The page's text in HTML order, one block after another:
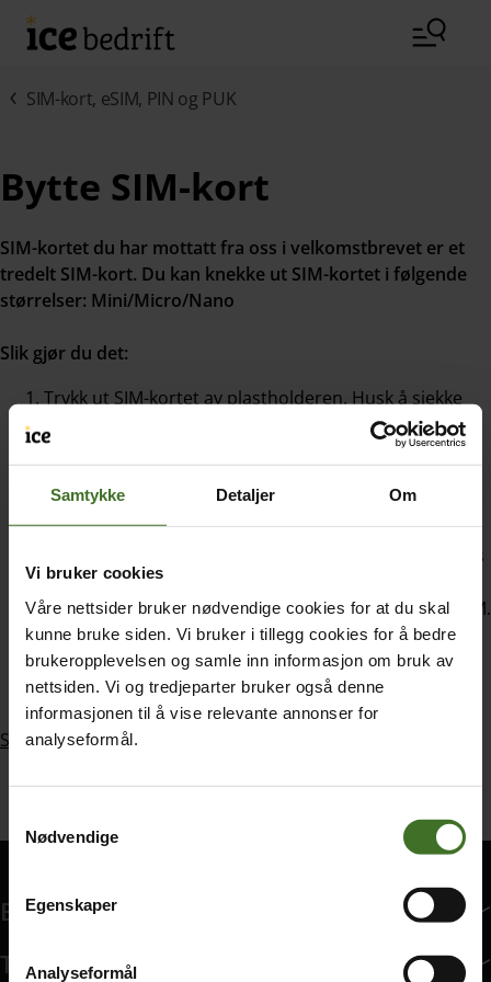
Samtykke Detaljer Om
Vi bruker cookies
Våre nettsider bruker nødvendige cookies for at du skal
kunne bruke siden. Vi bruker i tillegg cookies for å bedre
brukeropplevelsen og samle inn informasjon om bruk av
nettsiden. Vi og tredjeparter bruker også denne
informasjonen til å vise relevante annonser for
analyseformål.
Nødvendige
Egenskaper
Analyseformål
Hopp til hovedinnhold (Trykk Enter)
SIM-kort, eSIM, PIN og PUK
Bytte SIM-kort
SIM-kortet du har mottatt fra oss i velkomstbrevet er et
tredelt SIM-kort. Du kan knekke ut SIM-kortet i følgende
størrelser: Mini/Micro/Nano
Slik gjør du det:
Trykk ut SIM-kortet av plastholderen. Husk å sjekke
hvilken type SIM-kort din telefon bruker.
Sett SIM-kortet inn i SIM-kortluken
Slå på telefonen og følg veiledningen
Tast inn PIN-koden som du finner på baksiden av
plastkortet (Merk at enkelte telefoner kaller skjermlås
koden for PIN-kode. Dette er en kode du har valgt
selv, og denne endres ikke av at du setter inn nytt SIM.
Dersom telefonen spør etter SIM-PIN vil det
spesifiseres hvor mange forsøk som gjenstår.
Telefonen er klar til bruk!
Se dine SIM-kort på Min side
Bedriftsabonnement
Tjenester